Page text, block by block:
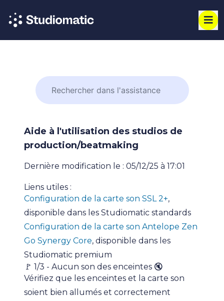
Aide à l'utilisation des studios de
production/beatmaking
Dernière modification le : 05/12/25 à 17:01
Liens utiles :
Configuration de la carte son SSL 2+,
disponible dans les Studiomatic standards
Configuration de la carte son Antelope Zen
Go Synergy Core, disponible dans les
Studiomatic premium
🚩 1/3 - Aucun son des enceintes 🔇
Vérifiez que les enceintes et la carte son
soient bien allumés et correctement